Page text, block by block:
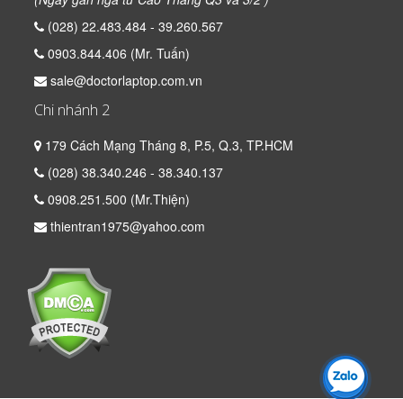
(028) 22.483.484 - 39.260.567
0903.844.406 (Mr. Tuấn)
sale@doctorlaptop.com.vn
Chi nhánh 2
179 Cách Mạng Tháng 8, P.5, Q.3, TP.HCM
(028) 38.340.246 - 38.340.137
0908.251.500 (Mr.Thiện)
thientran1975@yahoo.com